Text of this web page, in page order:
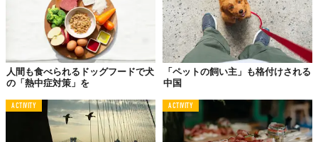
人間も食べられるドッグフードで犬
の「熱中症対策」を
「ペットの飼い主」も格付けされる
中国
ACTIVITY ACTIVITY